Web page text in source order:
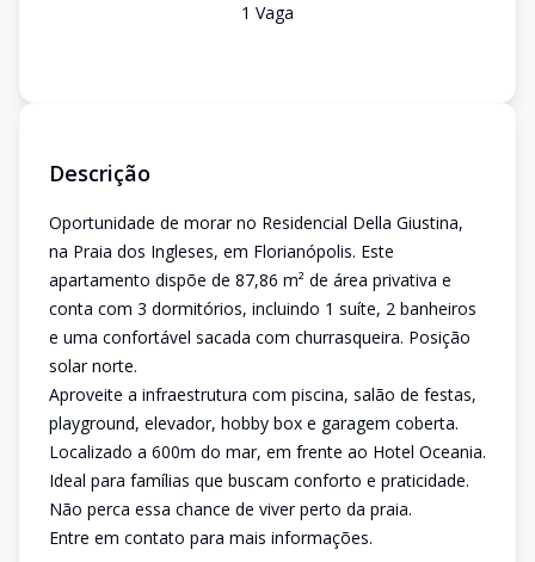
1 Vaga
Descrição
Oportunidade de morar no Residencial Della Giustina,
na Praia dos Ingleses, em Florianópolis. Este
apartamento dispõe de 87,86 m² de área privativa e
conta com 3 dormitórios, incluindo 1 suíte, 2 banheiros
e uma confortável sacada com churrasqueira. Posição
solar norte.
Aproveite a infraestrutura com piscina, salão de festas,
playground, elevador, hobby box e garagem coberta.
Localizado a 600m do mar, em frente ao Hotel Oceania.
Ideal para famílias que buscam conforto e praticidade.
Não perca essa chance de viver perto da praia.
Entre em contato para mais informações.